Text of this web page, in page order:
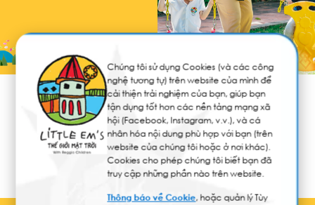
Sự kiện Tin tức
Chúng tôi sử dụng Cookies (và các công
nghệ tương tự) trên website của mình để
cải thiện trải nghiệm của bạn, giúp bạn
tận dụng tốt hơn các nền tảng mạng xã
hội (Facebook, Instagram, v.v.), và cá
nhân hóa nội dung phù hợp với bạn (trên
website của chúng tôi hoặc ở nơi khác).
Cookies cho phép chúng tôi biết bạn đã
truy cập những phần nào trên website.
Thông báo về Cookie, hoặc quản lý Tùy